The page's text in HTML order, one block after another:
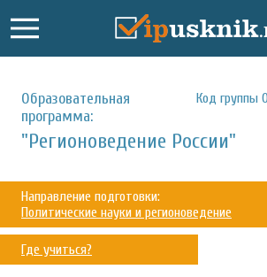
Образовательная
программа:
Код группы
"Регионоведение России"
Направление подготовки:
Политические науки и регионоведение
Где учиться?